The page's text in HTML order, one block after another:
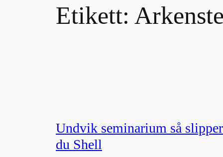
Etikett:
Undvik seminarium så slipper
du Shell